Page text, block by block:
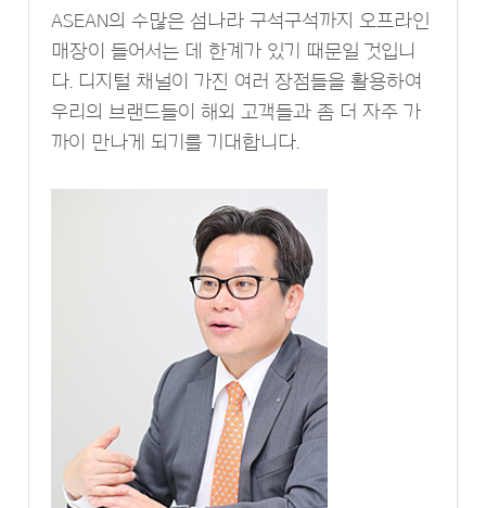
ASEAN의 수많은 섬나라 구석구석까지 오프라인
매장이 들어서는 데 한계가 있기 때문일 것입니
다. 디지털 채널이 가진 여러 장점들을 활용하여
우리의 브랜드들이 해외 고객들과 좀 더 자주 가
까이 만나게 되기를 기대합니다.